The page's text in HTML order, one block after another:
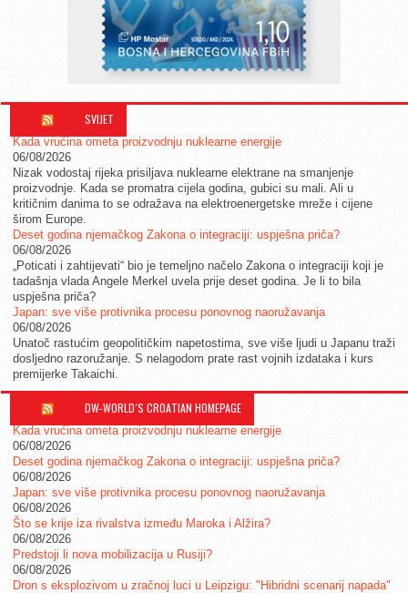
SVIJET
Kada vrućina ometa proizvodnju nuklearne energije
06/08/2026
Nizak vodostaj rijeka prisiljava nuklearne elektrane na smanjenje
proizvodnje. Kada se promatra cijela godina, gubici su mali. Ali u
kritičnim danima to se odražava na elektroenergetske mreže i cijene
širom Europe.
Deset godina njemačkog Zakona o integraciji: uspješna priča?
06/08/2026
„Poticati i zahtijevati“ bio je temeljno načelo Zakona o integraciji koji je
tadašnja vlada Angele Merkel uvela prije deset godina. Je li to bila
uspješna priča?
Japan: sve više protivnika procesu ponovnog naoružavanja
06/08/2026
Unatoč rastućim geopolitičkim napetostima, sve više ljudi u Japanu traži
dosljedno razoružanje. S nelagodom prate rast vojnih izdataka i kurs
premijerke Takaichi.
DW-WORLD´S CROATIAN HOMEPAGE
Kada vrućina ometa proizvodnju nuklearne energije
06/08/2026
Deset godina njemačkog Zakona o integraciji: uspješna priča?
06/08/2026
Japan: sve više protivnika procesu ponovnog naoružavanja
06/08/2026
Što se krije iza rivalstva između Maroka i Alžira?
06/08/2026
Predstoji li nova mobilizacija u Rusiji?
06/08/2026
Dron s eksplozivom u zračnoj luci u Leipzigu: "Hibridni scenarij napada"